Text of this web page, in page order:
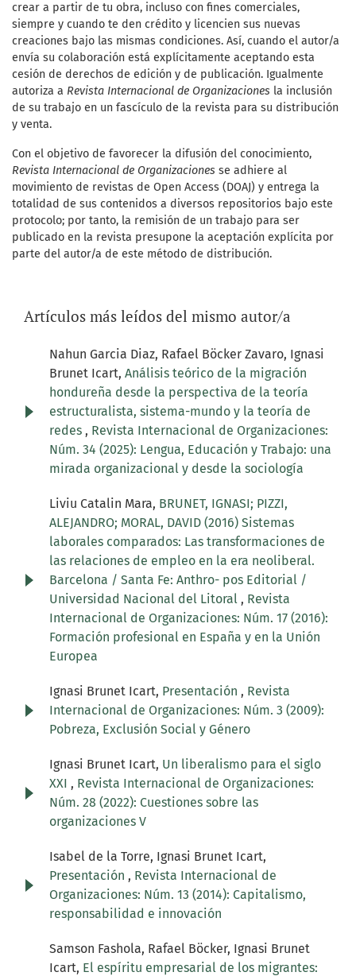
crear a partir de tu obra, incluso con fines comerciales,
siempre y cuando te den crédito y licencien sus nuevas
creaciones bajo las mismas condiciones. Así, cuando el autor/a
envía su colaboración está explícitamente aceptando esta
cesión de derechos de edición y de publicación. Igualmente
autoriza a Revista Internacional de Organizaciones la inclusión
de su trabajo en un fascículo de la revista para su distribución
y venta.
Con el objetivo de favorecer la difusión del conocimiento,
Revista Internacional de Organizaciones se adhiere al
movimiento de revistas de Open Access (DOAJ) y entrega la
totalidad de sus contenidos a diversos repositorios bajo este
protocolo; por tanto, la remisión de un trabajo para ser
publicado en la revista presupone la aceptación explícita por
parte del autor/a de este método de distribución.
Artículos más leídos del mismo autor/a
Nahun Garcia Diaz, Rafael Böcker Zavaro, Ignasi
Brunet Icart, Análisis teórico de la migración
hondureña desde la perspectiva de la teoría
estructuralista, sistema-mundo y la teoría de
redes , Revista Internacional de Organizaciones:
Núm. 34 (2025): Lengua, Educación y Trabajo: una
mirada organizacional y desde la sociología
Liviu Catalin Mara, BRUNET, IGNASI; PIZZI,
ALEJANDRO; MORAL, DAVID (2016) Sistemas
laborales comparados: Las transformaciones de
las relaciones de empleo en la era neoliberal.
Barcelona / Santa Fe: Anthro- pos Editorial /
Universidad Nacional del Litoral , Revista
Internacional de Organizaciones: Núm. 17 (2016):
Formación profesional en España y en la Unión
Europea
Ignasi Brunet Icart, Presentación , Revista
Internacional de Organizaciones: Núm. 3 (2009):
Pobreza, Exclusión Social y Género
Ignasi Brunet Icart, Un liberalismo para el siglo
XXI , Revista Internacional de Organizaciones:
Núm. 28 (2022): Cuestiones sobre las
organizaciones V
Isabel de la Torre, Ignasi Brunet Icart,
Presentación , Revista Internacional de
Organizaciones: Núm. 13 (2014): Capitalismo,
responsabilidad e innovación
Samson Fashola, Rafael Böcker, Ignasi Brunet
Icart, El espíritu empresarial de los migrantes: